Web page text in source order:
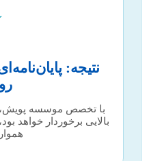
نتیجه:
با تخصص موسسه پویش،
بالایی برخوردار خواهد